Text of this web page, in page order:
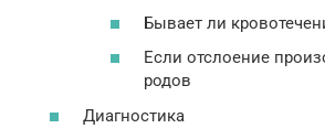
Бывает ли
Если отслоение
родов
Диагностика